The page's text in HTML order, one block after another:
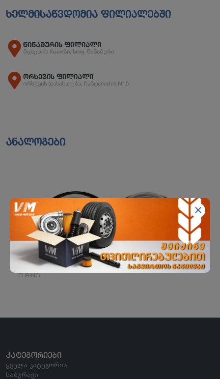
ხელმისაწვდომია ფილიალებში
წიწამურის ფილიალი
მცხეთის რაიონი, სოფ. წიწამური
ორხევის ფილიალი
ორხევის დასახლება, ჩანტლაძის N15
ანალოგები
მიმმართველის ჩობალი MAN
ELRING
ᲙᲐᲢᲔᲒᲝᲠᲘᲔᲑᲘ
ყველა კატეგორია
საბურავი